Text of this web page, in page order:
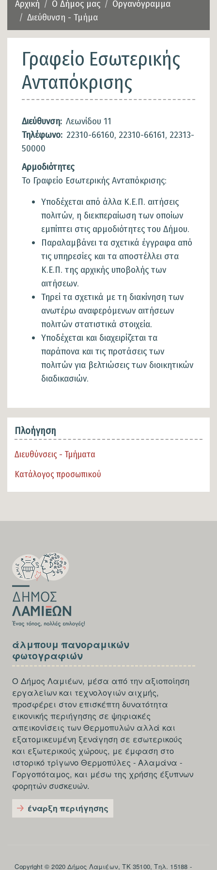
Αρχική Ο Δήμος μας
Οργανόγραμμα
Διεύθυνση - Τμήμα
Γραφείο Εσωτερικής
Ανταπόκρισης
Διεύθυνση: Λεωνίδου 11
Τηλέφωνο: 22310-66160, 22310-66161, 22313-
50000
Αρμοδιότητες
Το Γραφείο Εσωτερικής Ανταπόκρισης:
Υποδέχεται από άλλα Κ.Ε.Π. αιτήσεις
πολιτών, η διεκπεραίωση των οποίων
εμπίπτει στις αρμοδιότητες του Δήμου.
Παραλαμβάνει τα σχετικά έγγραφα από
τις υπηρεσίες και τα αποστέλλει στα
Κ.Ε.Π. της αρχικής υποβολής των
αιτήσεων.
Τηρεί τα σχετικά με τη διακίνηση των
ανωτέρω αναφερόμενων αιτήσεων
πολιτών στατιστικά στοιχεία.
Υποδέχεται και διαχειρίζεται τα
παράπονα και τις προτάσεις των
πολιτών για βελτιώσεις των διοικητικών
διαδικασιών.
Πλοήγηση
Διευθύνσεις - Τμήματα
Κατάλογος προσωπικού
FOOTER-
FIRST
SECTION
FOOTER-
THIRD
άλμπουμ πανοραμικών
φωτογραφιών
Ο Δήμος Λαμιέων, μέσα από την αξιοποίηση
εργαλείων και τεχνολογιών αιχμής,
προσφέρει στον επισκέπτη δυνατότητα
εικονικής περιήγησης σε ψηφιακές
απεικονίσεις των Θερμοπυλών αλλά και
εξατομικευμένη ξενάγηση σε εσωτερικούς
και εξωτερικούς χώρους, με έμφαση στο
ιστορικό τρίγωνο Θερμοπύλες - Αλαμάνα -
Γοργοπόταμος, και μέσω της χρήσης έξυπνων
φορητών συσκευών.
έναρξη περιήγησης
Section
Copyright © 2020 Δήμος Λαμιέων, ΤΚ 35100, Τηλ. 15188 -